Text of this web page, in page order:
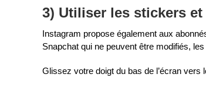
3) Utiliser les stickers
Instagram propose également aux
Snapchat qui ne peuvent être modifiés,
Glissez votre doigt du bas de l’écran